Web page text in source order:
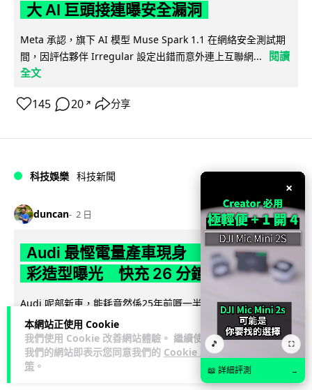
本網站正使用 Cookie
我們使用 Cookie 改善網站體驗。 繼續使用
我們的網站即表示您同意我們的 Cookie 政
策 。
大 AI 巨頭接連曝安全漏洞
Meta 承認，旗下 AI 模型 Muse Spark 1.1 在網絡安全測試期
間，因評估夥伴 Irregular 設定出錯而意外連上互聯網...
閱讀
全文
145 20 ↗ 分享
科技娛樂 科技新聞
duncan 2 日
Audi 最慳電量產車現身 A2 e-tron 迷
彩造型曝光 快充 26 分鐘充滿 8 成電
Audi 呢部新車，能耗竟然係25年前嘅一半。 A2 e-tron 風阻低
至0.24，每百公里只需12.8 kWh，一度電行到7.8公里。6...
閱讀全文
7
×
🎵 ⛶
📖 詳細評測 →